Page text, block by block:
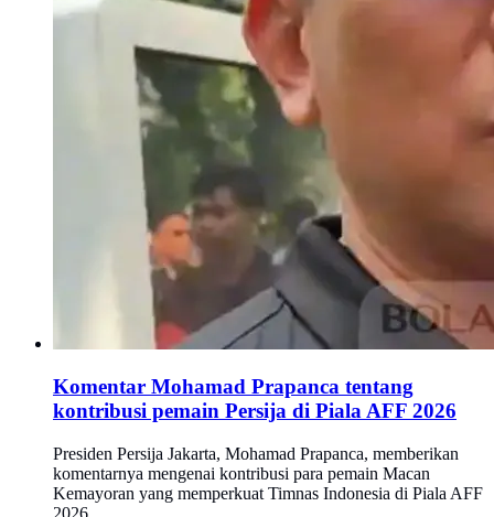
Komentar Mohamad Prapanca tentang
kontribusi pemain Persija di Piala AFF 2026
Presiden Persija Jakarta, Mohamad Prapanca, memberikan
komentarnya mengenai kontribusi para pemain Macan
Kemayoran yang memperkuat Timnas Indonesia di Piala AFF
2026.